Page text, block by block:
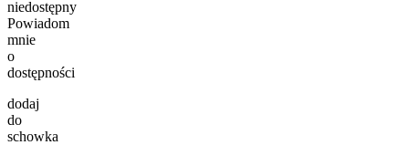
niedostępny
Powiadom
mnie
o
dostępności
dodaj
do
schowka